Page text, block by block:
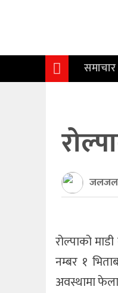
समाचार
रोल्पाको
नम्बर १
अवस्थामा